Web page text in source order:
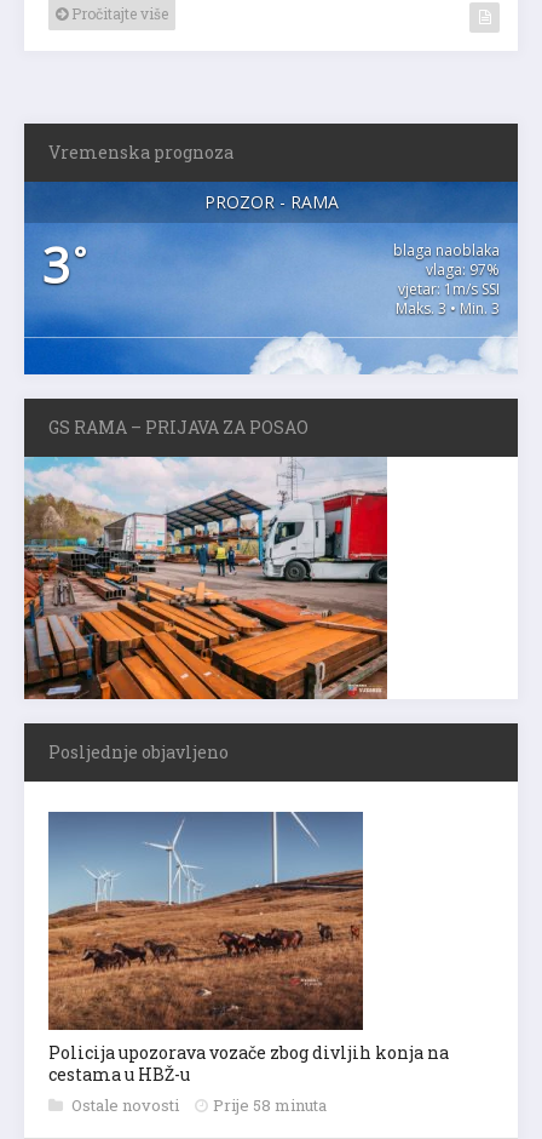
Pročitajte više
Vremenska prognoza
PROZOR - RAMA
3°
blaga naoblaka
vlaga: 97%
vjetar: 1m/s SSI
Maks. 3 • Min. 3
GS RAMA – PRIJAVA ZA POSAO
Posljednje objavljeno
Policija upozorava vozače zbog divljih konja na
cestama u HBŽ-u
Ostale novosti Prije 58 minuta